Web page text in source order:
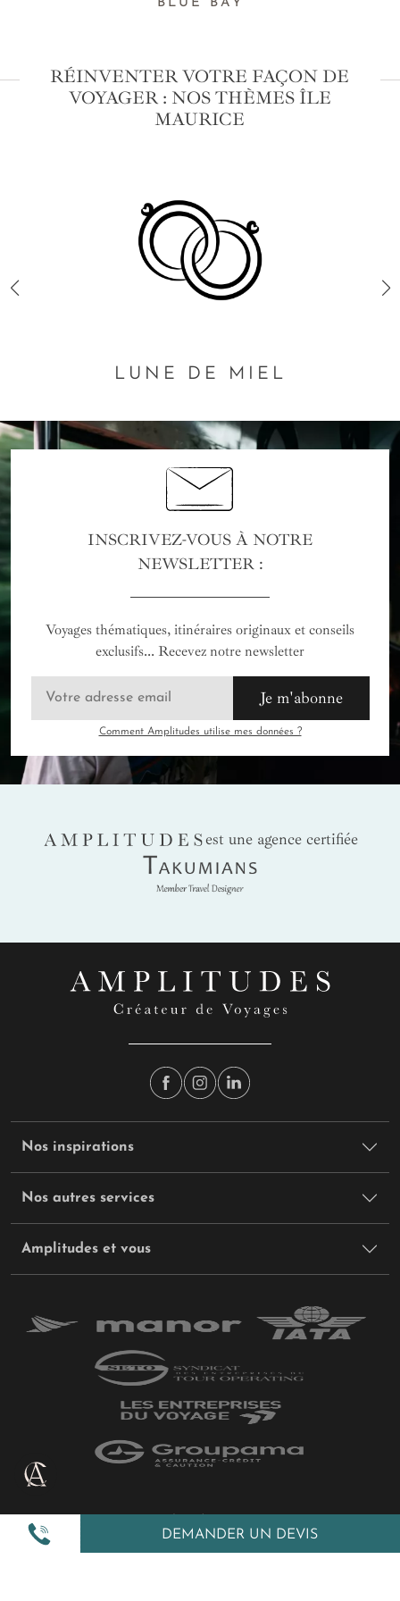
DEMANDER UN DEVIS
BLUE BAY
RÉINVENTER VOTRE FAÇON DE
VOYAGER : NOS THÈMES ÎLE
MAURICE
LUNE DE MIEL
INSCRIVEZ-VOUS À NOTRE
NEWSLETTER :
Voyages thématiques, itinéraires originaux et conseils
exclusifs... Recevez notre newsletter
Je m'abonne
Comment Amplitudes utilise mes données ?
AMPLITUDES
est une agence certifiée
Takumians
Nos inspirations
Nos autres services
Amplitudes et vous
Politique de confidentialité